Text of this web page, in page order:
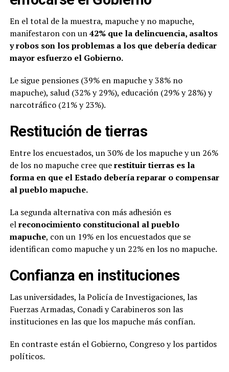
En el total de la muestra, mapuche y no mapuche,
manifestaron con un42% que la delincuencia, asaltos
y robos son los problemas a los que debería dedicar
mayor esfuerzo el Gobierno.
Le sigue pensiones (39% en mapuche y 38% no
mapuche), salud (32% y 29%), educación (29% y 28%) y
narcotráfico (21% y 23%).
Restitución de tierras
Entre los encuestados, un 30% de los mapuche y un 26%
de los no mapuche cree querestituir tierras es la
forma en que el Estado debería reparar o compensar
al pueblo mapuche.
La segunda alternativa con más adhesión es
elreconocimiento constitucional al pueblo
mapuche, con un 19% en los encuestados que se
identifican como mapuche y un 22% en los no mapuche.
Confianza en instituciones
Las universidades, la Policía de Investigaciones, las
Fuerzas Armadas, Conadi y Carabineros son las
instituciones en las que los mapuche más confían.
En contraste están el Gobierno, Congreso y los partidos
políticos.